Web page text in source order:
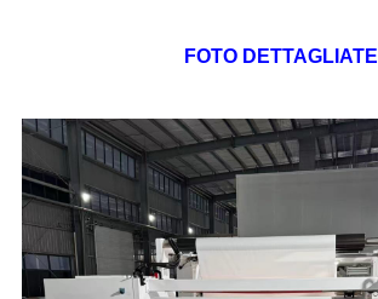
FOTO DETTAGLIATE